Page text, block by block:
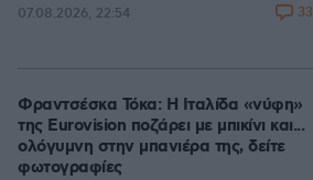
07.08.2026, 22:54 33
Φραντσέσκα Τόκα: Η Ιταλίδα «νύφη»
της Eurovision ποζάρει με μπικίνι και...
ολόγυμνη στην μπανιέρα της, δείτε
φωτογραφίες